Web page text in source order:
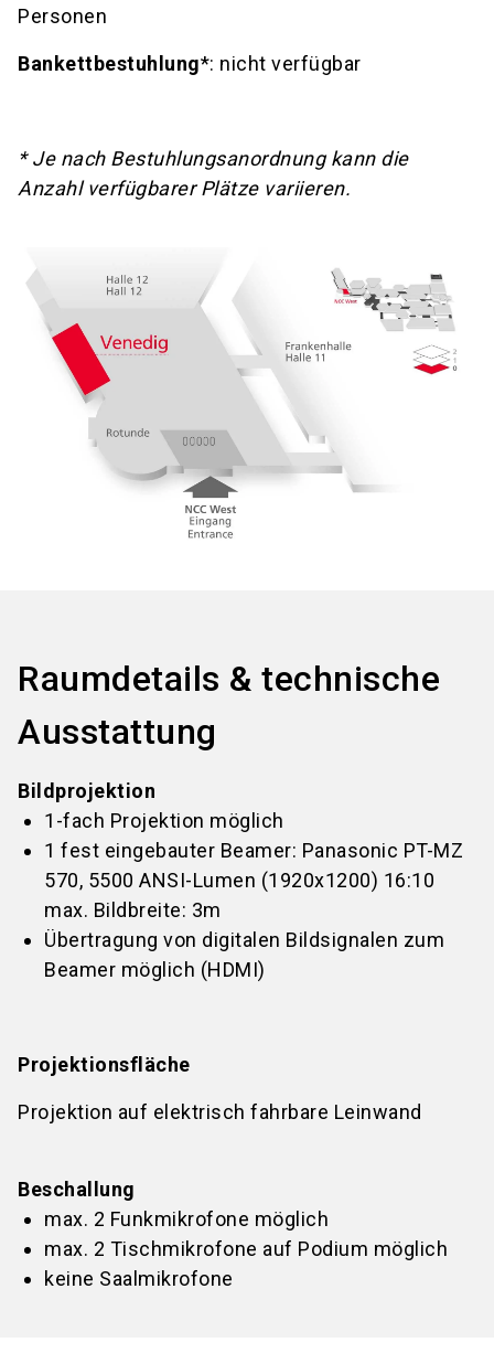
Personen
Bankettbestuhlung*: nicht verfügbar
* Je nach Bestuhlungsanordnung kann die
Anzahl verfügbarer Plätze variieren.
Raumdetails & technische
Ausstattung
Bildprojektion
1-fach Projektion möglich
1 fest eingebauter Beamer: Panasonic PT-MZ
570, 5500 ANSI-Lumen (1920x1200) 16:10
max. Bildbreite: 3m
Übertragung von digitalen Bildsignalen zum
Beamer möglich (HDMI)
Projektionsfläche
Projektion auf elektrisch fahrbare Leinwand
Beschallung
max. 2 Funkmikrofone möglich
max. 2 Tischmikrofone auf Podium möglich
keine Saalmikrofone